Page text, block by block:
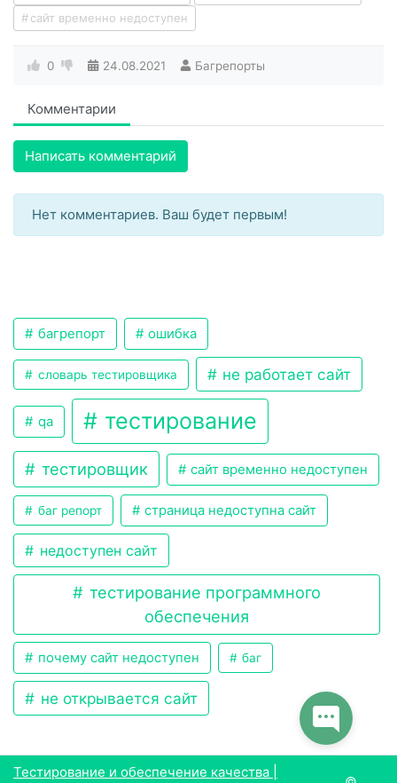
сайт временно недоступен
0 24.08.2021 Багрепорты
Комментарии
Написать комментарий
Нет комментариев. Ваш будет первым!
багрепорт ошибка
словарь тестировщика не работает сайт
qa тестирование
тестировщик сайт временно недоступен
баг репорт страница недоступна сайт
недоступен сайт
тестирование программного
обеспечения
почему сайт недоступен баг
не открывается сайт
Тестирование и обеспечение качества |